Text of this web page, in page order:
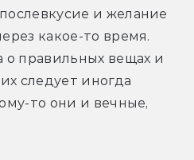
и желание
какое-то время.
о правильных вещах и
следует иногда
то они и вечные,